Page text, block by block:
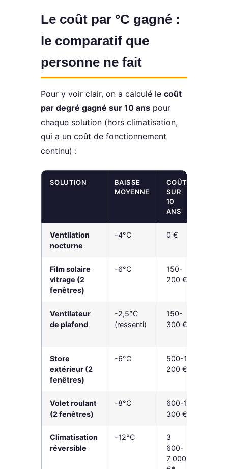
Le coût par °C gagné :
le comparatif que
personne ne fait
Pour y voir clair, on a calculé le coût
par degré gagné sur 10 ans pour
chaque solution (hors climatisation,
qui a un coût de fonctionnement
continu) :
SOLUTION
BAISSE
MOYENNE
COÛT
SUR
10
ANS
Ventilation
nocturne
-4°C 0 €
Film solaire
vitrage (2
fenêtres)
-6°C
150-
200 €
Ventilateur
de plafond
-2,5°C
(ressenti)
150-
300 €
Store
extérieur (2
fenêtres)
-6°C
500-1
200 €
Volet roulant
(2 fenêtres)
-8°C
600-1
300 €
Climatisation
réversible
-12°C
3
600-
7 000